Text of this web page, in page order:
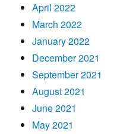
April 2022
March 2022
January 2022
December 2021
September 2021
August 2021
June 2021
May 2021